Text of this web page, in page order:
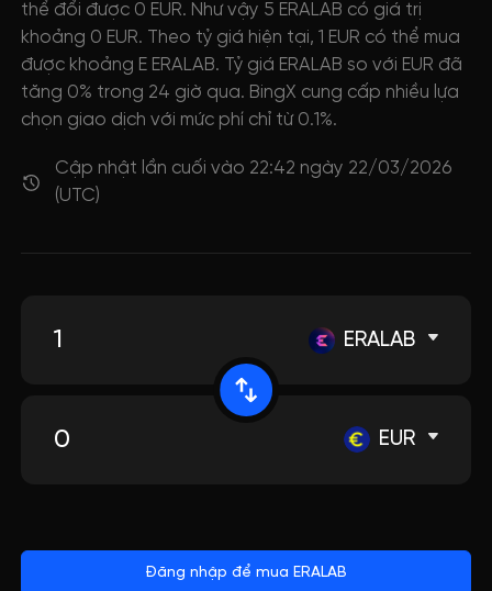
thể đổi được 0 EUR. Như vậy 5 ERALAB có giá trị
khoảng 0 EUR. Theo tỷ giá hiện tại, 1 EUR có thể mua
được khoảng E ERALAB. Tỷ giá ERALAB so với EUR đã
tăng 0% trong 24 giờ qua. BingX cung cấp nhiều lựa
chọn giao dịch với mức phí chỉ từ 0.1%.
Cập nhật lần cuối vào 22:42 ngày 22/03/2026
(UTC)
ERALAB
EUR
Đăng nhập để mua ERALAB